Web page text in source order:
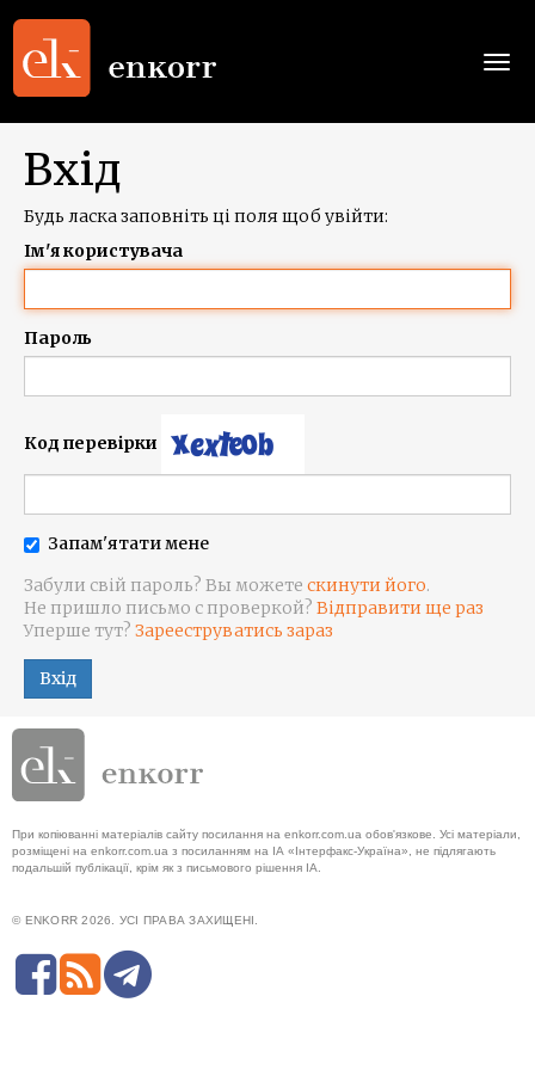
Вхід
Будь ласка заповніть ці поля щоб увійти:
Ім'я користувача
Пароль
Код перевірки
Запам'ятати мене
Забули свій пароль? Вы можете скинути його.
Не пришло письмо с проверкой? Відправити ще раз
Уперше тут? Зарееструватись зараз
Вхід
При копіюванні матеріалів сайту посилання на enkorr.com.ua обов'язкове. Усі матеріали,
розміщені на enkorr.com.ua з посиланням на ІА «Інтерфакс-Україна», не підлягають
подальшій публікації, крім як з письмового рішення ІА.
© ENKORR 2026. УСІ ПРАВА ЗАХИЩЕНІ.